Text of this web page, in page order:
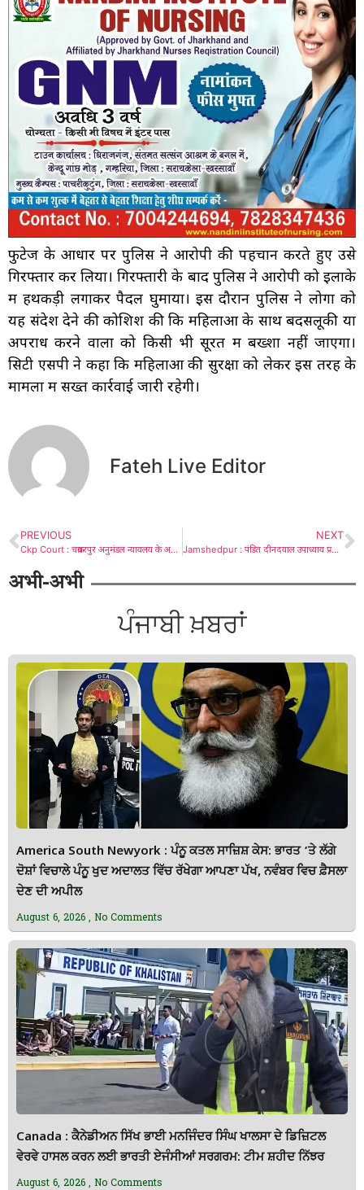
फुटेज के आधार पर पुलिस ने आरोपी की पहचान करते हुए उसे
गिरफ्तार कर लिया। गिरफ्तारी के बाद पुलिस ने आरोपी को इलाके
में हथकड़ी लगाकर पैदल घुमाया। इस दौरान पुलिस ने लोगों को
यह संदेश देने की कोशिश की कि महिलाओं के साथ बदसलूकी या
अपराध करने वालों को किसी भी सूरत में बख्शा नहीं जाएगा।
सिटी एसपी ने कहा कि महिलाओं की सुरक्षा को लेकर इस तरह के
मामलों में सख्त कार्रवाई जारी रहेगी।
Fateh Live Editor
PREVIOUS
Ckp Court : चक्रधरपुर अनुमंडल न्यायलय के अधिवक्ताओं ने राजेश शुक्ला को दिया समर्थन
NEXT
Jamshedpur : पंडित दीनदयाल उपाध्याय प्रशिक्षण महाअभियान की सफलता को लेकर भाजपा की बैठक, मंडलों में आयोजित होगा एक दिवसीय शिविर
अभी-अभी
ਪੰਜਾਬੀ ਖ਼ਬਰਾਂ
America South Newyork : ਪੰਨੂ ਕਤਲ ਸਾਜ਼ਿਸ਼ ਕੇਸ: ਭਾਰਤ ‘ਤੇ ਲੱਗੇ
ਦੋਸ਼ਾਂ ਵਿਚਾਲੇ ਪੰਨੂ ਖੁਦ ਅਦਾਲਤ ਵਿੱਚ ਰੱਖੇਗਾ ਆਪਣਾ ਪੱਖ, ਨਵੰਬਰ ਵਿਚ ਫ਼ੈਸਲਾ
ਦੇਣ ਦੀ ਅਪੀਲ
August 6, 2026 No Comments
Canada : ਕੈਨੇਡੀਅਨ ਸਿੱਖ ਭਾਈ ਮਨਜਿੰਦਰ ਸਿੰਘ ਖਾਲਸਾ ਦੇ ਡਿਜ਼ਿਟਲ
ਵੇਰਵੇ ਹਾਸਲ ਕਰਨ ਲਈ ਭਾਰਤੀ ਏਜੰਸੀਆਂ ਸਰਗਰਮ: ਟੀਮ ਸ਼ਹੀਦ ਨਿੱਝਰ
August 6, 2026 No Comments